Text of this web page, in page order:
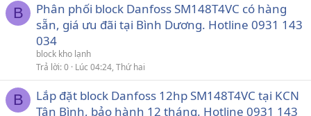
B
Phân phối block Danfoss SM148T4VC có hàng
sẵn, giá ưu đãi tại Bình Dương. Hotline 0931 143
034
block kho lạnh
Trả lời 0 Lúc 04:24, Thứ hai
B
Lắp đặt block Danfoss 12hp SM148T4VC tại KCN
Tân Bình, bảo hành 12 tháng. Hotline 0931 143